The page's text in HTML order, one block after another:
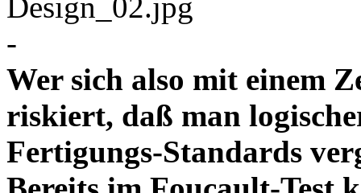
-
Wer sich also mit einem
riskiert, daß man
Fertigungs-Standards